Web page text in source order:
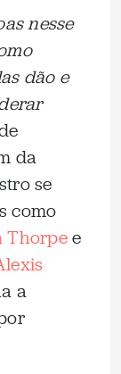
nesse
dão e
da
se
como
Thorpee
a